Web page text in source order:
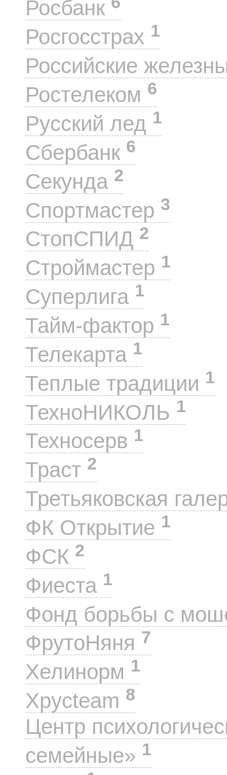
Росбанк
Росгосстрах 1
Российские
Ростелеком 6
Русский лед 1
Сбербанк 6
Секунда 2
Спортмастер 3
СтопСПИД 2
Строймастер 1
Суперлига 1
Тайм-фактор 1
Телекарта 1
Теплые традиции 1
ТехноНИКОЛЬ 1
Техносерв 1
Траст 2
Третьяковская
ФК Открытие 1
ФСК 2
Фиеста 1
Фонд борьбы с
ФрутоНяня 7
Хелинорм 1
Хрусteam 8
Центр
семейные» 1